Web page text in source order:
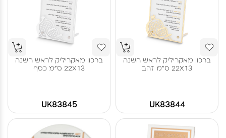
ברכון מאקריליק לראש השנה
22X13 ס"מ זהב
UK83844
ברכון מאקריליק לראש השנה
22X13 ס"מ כסף
UK83845